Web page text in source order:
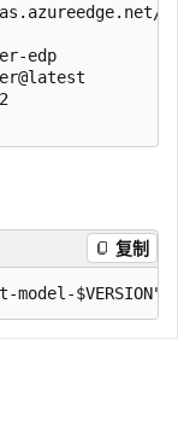
edp
复制